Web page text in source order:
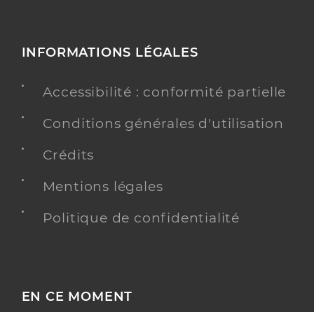
INFORMATIONS LÉGALES
Accessibilité : conformité partielle
Conditions générales d'utilisation
Crédits
Mentions légales
Politique de confidentialité
EN CE MOMENT